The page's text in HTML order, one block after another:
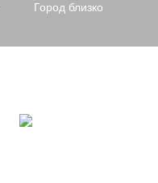
Город близко